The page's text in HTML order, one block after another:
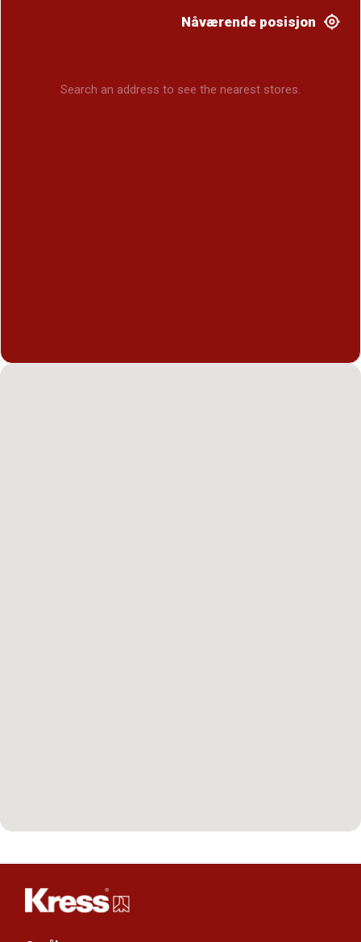
Nåværende posisjon
Search an address to see the nearest stores.